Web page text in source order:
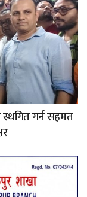
गर्न सहमत